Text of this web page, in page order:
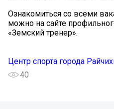
Ознакомиться со всеми
можно на сайте
«Земский тренер».
Центр спорта города
40